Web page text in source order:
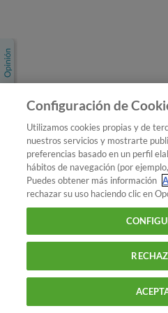
Conoce
Más
© 2026
Condiciones generales de
Política de
Uso del nombre y de los
Configuración de
Utilizamos cookies propias y de
nuestros servicios y mostrarte
preferencias basado en un perfil
hábitos de navegación (por
Puedes obtener más información
rechazar su uso haciendo clic en